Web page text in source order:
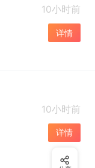
10小时前
详情
10小时前
详情